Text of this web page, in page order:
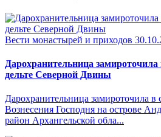
Вести монастырей и приходов
Дарохранительница
дельте Северной Двины
Дарохранительница замироточила в
Вознесения Господня на острове
район Архангельской обла...